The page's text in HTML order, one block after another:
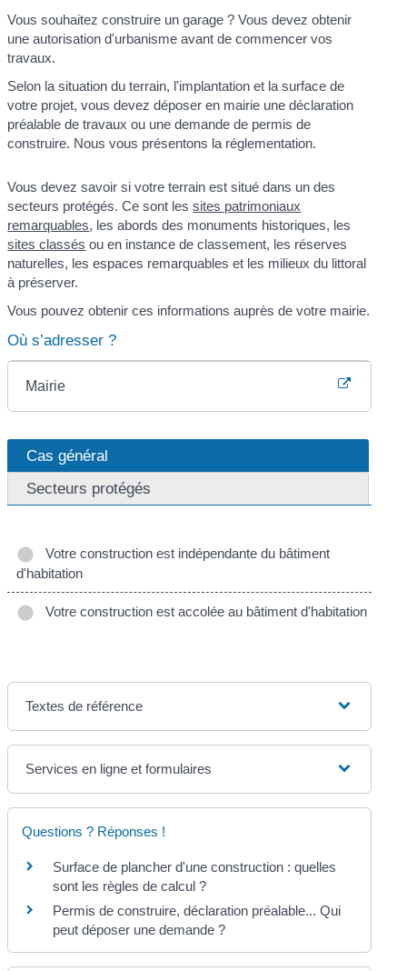
Vous souhaitez construire un garage ? Vous devez obtenir
une autorisation d'urbanisme avant de commencer vos
travaux.
Selon la situation du terrain, l'implantation et la surface de
votre projet, vous devez déposer en mairie une déclaration
préalable de travaux ou une demande de permis de
construire. Nous vous présentons la réglementation.
Vous devez savoir si votre terrain est situé dans un des
secteurs protégés. Ce sont lessites patrimoniaux
remarquables, les abords des monuments historiques, les
sites classés ou en instance de classement, les réserves
naturelles, les espaces remarquables et les milieux du littoral
à préserver.
Vous pouvez obtenir ces informations auprès de votre mairie.
Où s’adresser ?
Mairie
Cas général
Secteurs protégés
Votre construction est indépendante du bâtiment
d'habitation
Votre construction est accolée au bâtiment d'habitation
Textes de référence
Services en ligne et formulaires
Questions ? Réponses !
Surface de plancher d'une construction : quelles
sont les règles de calcul ?
Permis de construire, déclaration préalable... Qui
peut déposer une demande ?